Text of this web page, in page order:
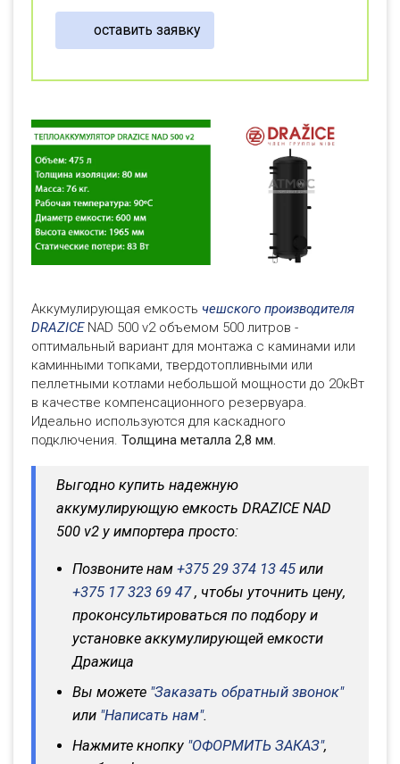
оставить заявку
Аккумулирующая емкость чешского производителя
DRAZICENAD 500 v2 объемом 500 литров -
оптимальный вариант для монтажа с каминами или
каминными топками, твердотопливными или
пеллетными котлами небольшой мощности до 20кВт
в качестве компенсационного резервуара.
Идеально используются для каскадного
подключения. Толщина металла 2,8 мм.
Выгодно купить надежную
аккумулирующую емкость DRAZICE NAD
500 v2 у импортера просто:
Позвоните нам +375 29 374 13 45или
+375 17 323 69 47, чтобы уточнить цену,
проконсультироваться по подбору и
установке аккумулирующей емкости
Дражица
Вы можете "Заказать обратный звонок"
или "Написать нам".
Нажмите кнопку "ОФОРМИТЬ ЗАКАЗ",